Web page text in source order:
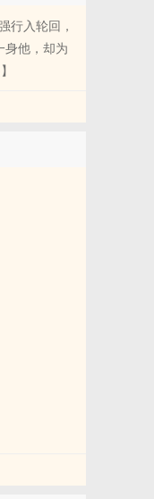
行入轮回，
他，却为